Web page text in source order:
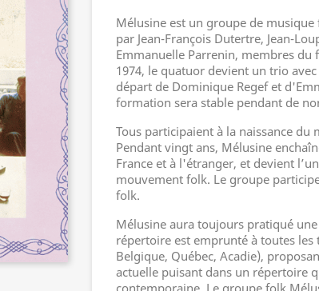
Mélusine est un groupe de
par Jean-François Dutertre, Jean-
Emmanuelle Parrenin, membres du
1974, le quatuor devient un trio
départ de Dominique Regef et
formation sera stable pendant de
Tous participaient à la naissance du
Pendant vingt ans, Mélusine
France et à l'étranger, et devient
mouvement folk. Le groupe
folk.
Mélusine aura toujours pratiqué
répertoire est emprunté à toutes
Belgique, Québec, Acadie),
actuelle puisant dans un répertoire
contemporaine. Le groupe folk